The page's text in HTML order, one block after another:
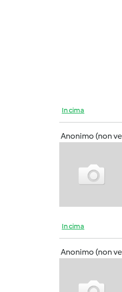
In cima
Anonimo (non
In cima
Anonimo (non